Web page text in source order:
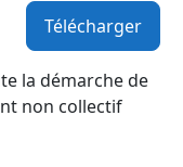
Télécharger
la démarche de
non collectif